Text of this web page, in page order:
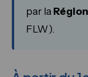
par la
FLW).